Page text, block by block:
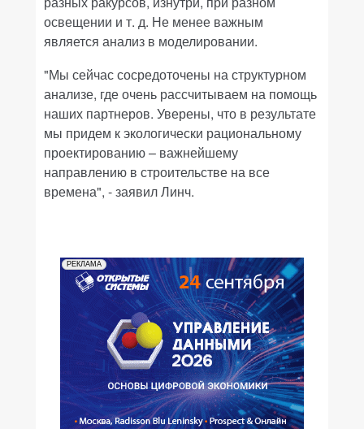
освещении и т. д. Не менее важным
является анализ в моделировании.
"Мы сейчас сосредоточены на структурном
анализе, где очень рассчитываем на помощь
наших партнеров. Уверены, что в результате
мы придем к экологически рациональному
проектированию – важнейшему
направлению в строительстве на все
времена", - заявил Линч.
РЕКЛАМА